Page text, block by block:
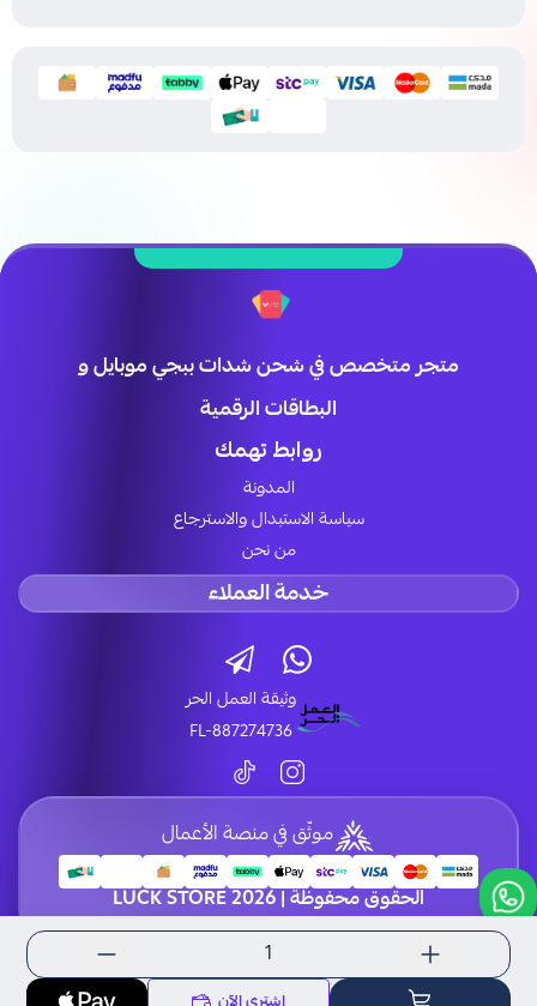
متجر متخصص في شحن شدات ببجي موبايل و
البطاقات الرقمية
روابط تهمك
المدونة
سياسة الاستبدال والاسترجاع
من نحن
خدمة العملاء
وثيقة العمل الحر
FL-887274736
موثّق في منصة الأعمال
الحقوق محفوظة | 2026 LUCK STORE